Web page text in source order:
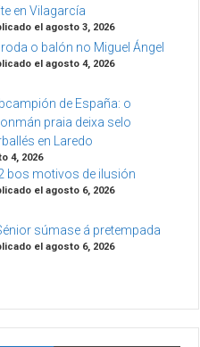
en Vilagarcía
el agosto 3, 2026
o balón no Miguel Ángel
el agosto 4, 2026
de España: o
praia deixa selo
en Laredo
4, 2026
bos motivos de ilusión
el agosto 6, 2026
súmase á pretempada
el agosto 6, 2026